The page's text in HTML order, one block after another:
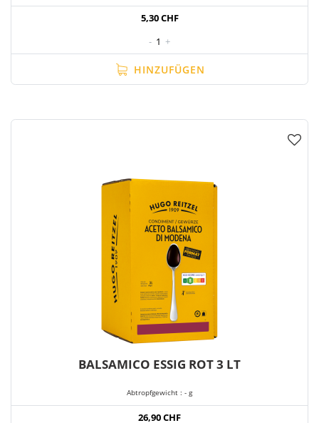
5,30 CHF
- 1 +
HINZUFÜGEN
BALSAMICO ESSIG ROT 3 LT
Abtropfgewicht : - g
26,90 CHF